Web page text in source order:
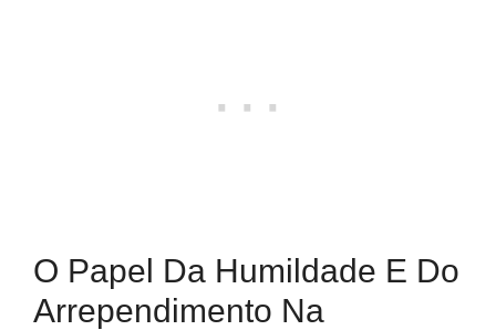
O Papel Da Humildade E Do
Arrependimento Na